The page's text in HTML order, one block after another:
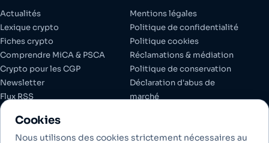
Actualités
Lexique crypto
Fiches crypto
Comprendre MiCA & PSCA
Crypto pour les CGP
Newsletter
Flux RSS
Espace client
Mentions légales
Politique de confidentialité
Politique cookies
Réclamations & médiation
Politique de conservation
Déclaration d'abus de
marché
Cookies
Nous utilisons des cookies strictement nécessaires au